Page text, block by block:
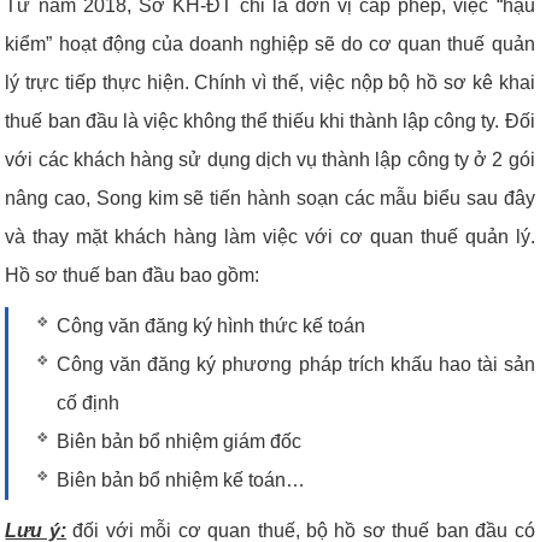
Từ năm 2018, Sở KH-ĐT chỉ là đơn vị cấp phép, việc “hậu
kiểm” hoạt động của doanh nghiệp sẽ do cơ quan thuế quản
lý trực tiếp thực hiện. Chính vì thế, việc nộp bộ hồ sơ kê khai
thuế ban đầu là việc không thể thiếu khi thành lập công ty. Đối
với các khách hàng sử dụng dịch vụ thành lập công ty ở 2 gói
nâng cao, Song kim sẽ tiến hành soạn các mẫu biểu sau đây
và thay mặt khách hàng làm việc với cơ quan thuế quản lý.
Hồ sơ thuế ban đầu bao gồm:
Công văn đăng ký hình thức kế toán
Công văn đăng ký phương pháp trích khấu hao tài sản
cố định
Biên bản bổ nhiệm giám đốc
Biên bản bổ nhiệm kế toán…
Lưu ý:đối với mỗi cơ quan thuế, bộ hồ sơ thuế ban đầu có